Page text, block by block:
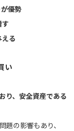
優勢
る
い
り、安全資産である
題の影響もあり、